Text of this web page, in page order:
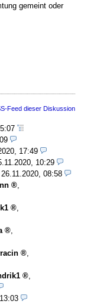
gemeint oder
Feed dieser Diskussion
17:49
10:29
26.11.2020, 08:58